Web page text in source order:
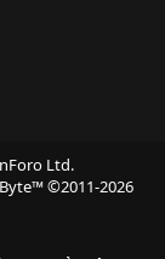
Ltd.
©2011-2026